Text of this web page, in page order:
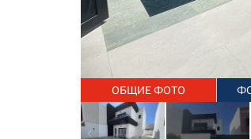
ОБЩИЕ ФОТО